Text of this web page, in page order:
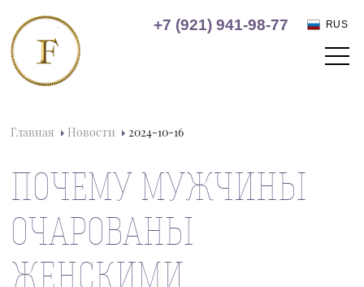
+7 (921) 941-98-77 RUS
Главная Новости 2024-10-16
ПОЧЕМУ МУЖЧИНЫ
ОЧАРОВАНЫ
ЖЕНСКИМИ